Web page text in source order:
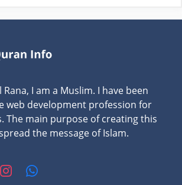
Rana, I am a Muslim. I have been
web development profession for
The main purpose of creating this
the message of Islam.